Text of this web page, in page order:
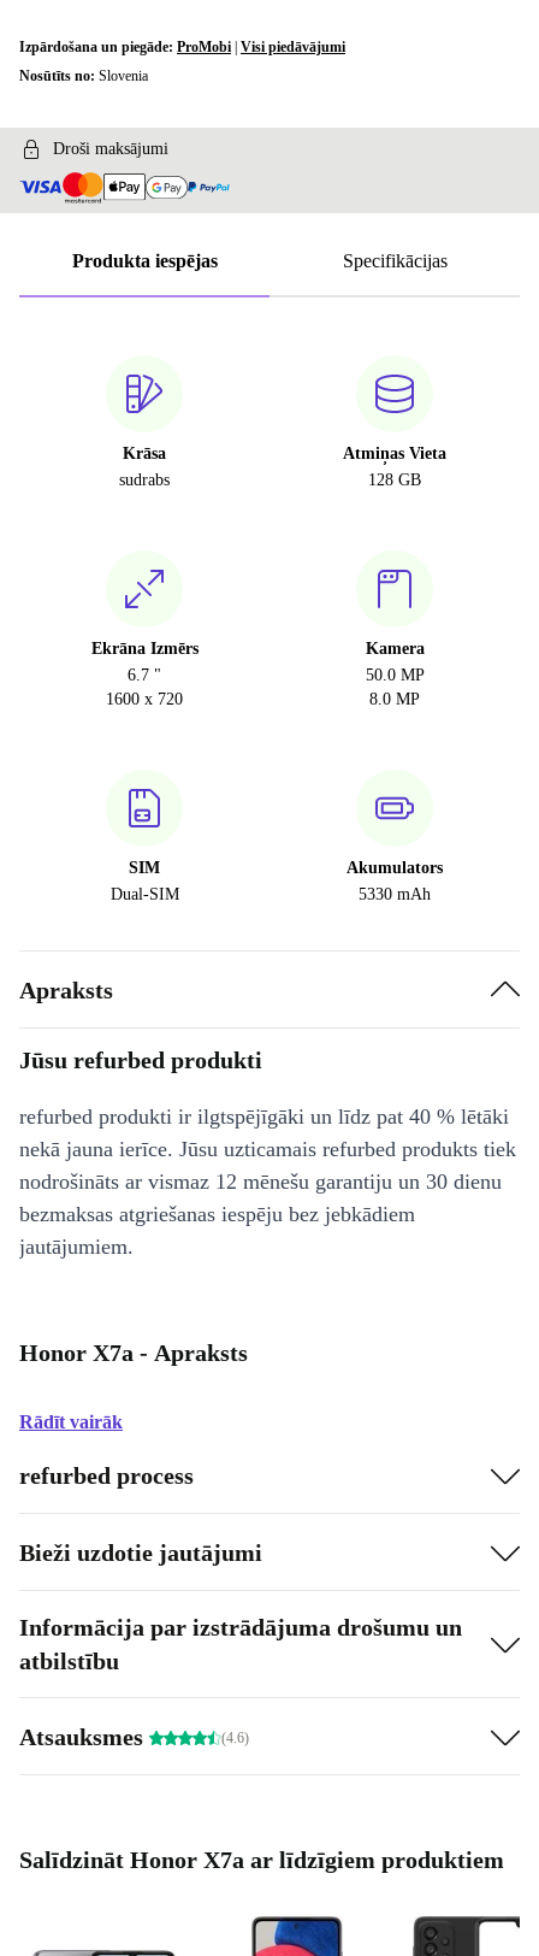
Izpārdošana un piegāde: ProMobi Visi piedāvājumi
Nosūtīts no: Slovenia
Droši maksājumi
Produkta iespējas Specifikācijas
Krāsa
sudrabs
Atmiņas Vieta
128 GB
Ekrāna Izmērs
6.7 "
1600 x 720
Kamera
50.0 MP
8.0 MP
SIM
Dual-SIM
Akumulators
5330 mAh
Apraksts
Jūsu refurbed produkti
refurbed produkti ir ilgtspējīgāki un līdz pat 40 % lētāki
nekā jauna ierīce. Jūsu uzticamais refurbed produkts tiek
nodrošināts ar vismaz 12 mēnešu garantiju un 30 dienu
bezmaksas atgriešanas iespēju bez jebkādiem
jautājumiem.
Honor X7a - Apraksts
Rādīt vairāk
refurbed process
Bieži uzdotie jautājumi
Informācija par izstrādājuma drošumu un
atbilstību
Atsauksmes (4.6)
Salīdzināt Honor X7a ar līdzīgiem produktiem